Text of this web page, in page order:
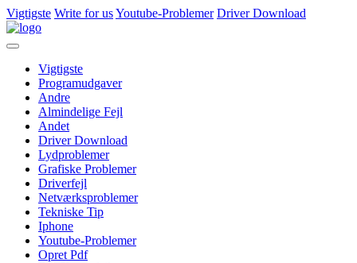
Vigtigste Write for usYoutube-Problemer Driver Download
Vigtigste
Programudgaver
Andre
Almindelige Fejl
Andet
Driver Download
Lydproblemer
Grafiske Problemer
Driverfejl
Netværksproblemer
Tekniske Tip
Iphone
Youtube-Problemer
Opret Pdf